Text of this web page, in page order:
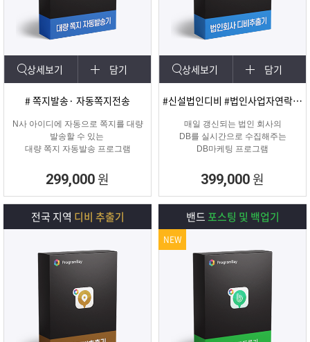
상세보기 담기
# 쪽지발송· 자동쪽지전송
N사 아이디에 자동으로 쪽지를 대량
발송할 수 있는
대량 쪽지 자동발송 프로그램
299,000 원
상세보기 담기
#신설법인디비 #법인사업자연락처 #신규법인
매일 갱신되는 법인 회사의
DB를 실시간으로 수집해주는
DB마케팅 프로그램
399,000 원
전국 지역 디비 추출기 밴드포스팅 및 백업기
NEW